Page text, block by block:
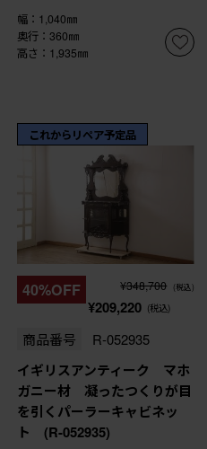
幅：1,040㎜
奥行：360㎜
高さ：1,935㎜
これからリペア予定品
40%OFF ¥348,700 (税込)
¥209,220 (税込)
商品番号 R-052935
イギリスアンティーク マホ
ガニー材 凝ったつくりが目
を引くパーラーキャビネッ
ト (R-052935)